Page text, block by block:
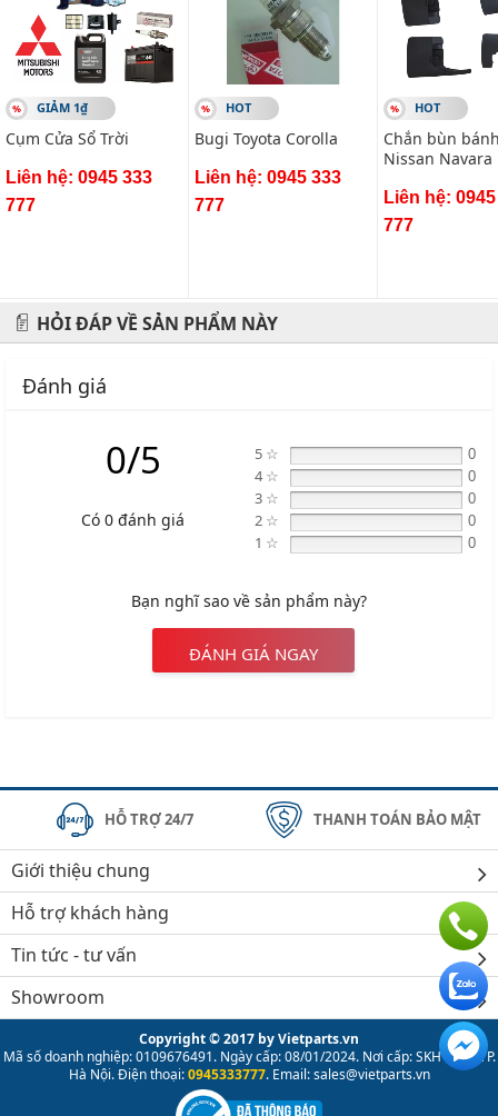
GIẢM 1₫
Cụm Cửa Sổ Trời
Liên hệ: 0945 333
777
HOT
Bugi Toyota Corolla
Liên hệ: 0945 333
777
HOT
Chắn bùn
Nissan Navara
Liên hệ:
777
HỎI ĐÁP VỀ SẢN PHẨM NÀY
Đánh giá
0/5
Có 0 đánh giá
5 ☆ 0
4 ☆ 0
3 ☆ 0
2 ☆ 0
1 ☆ 0
Bạn nghĩ sao về sản phẩm này?
ĐÁNH GIÁ NGAY
HỖ TRỢ 24/7 THANH TOÁN BẢO MẬT
Giới thiệu chung
Hỗ trợ khách hàng
Tin tức - tư vấn
Showroom
Copyright © 2017 by Vietparts.vn
Mã số doanh nghiệp: 0109676491. Ngày cấp: 08/01/2024. Nơi cấp: SKH & ĐT TP.
Hà Nội. Điện thoại:0945333777. Email: sales@vietparts.vn